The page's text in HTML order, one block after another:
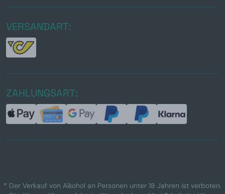
VERSANDART:
ZAHLUNGSART:
* Der Verkauf von Alkohol an Personen unter 18 Jahren ist verboten.